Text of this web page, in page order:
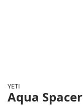
Bildergalerie
springen
YETI
Aqua Spacer